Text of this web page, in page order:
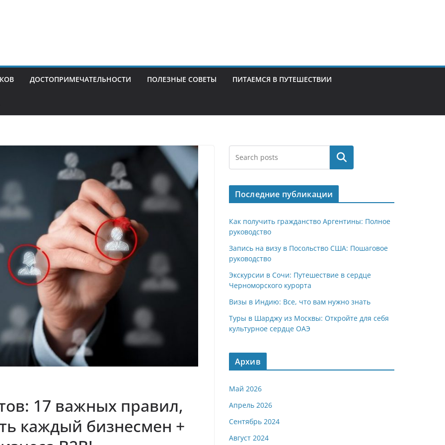
ДОСТОПРИМЕЧАТЕЛЬНОСТИ ПОЛЕЗНЫЕ СОВЕТЫ ПИТАЕМСЯ В ПУТЕШЕСТВИИ
17 важных правил,
каждый бизнесмен +
Поиск
Последние публикации
Как получить гражданство Аргентины: Полное
руководство
Запись на визу в Посольство США: Пошаговое
руководство
Экскурсии в Сочи: Путешествие в сердце
Черноморского курорта
Визы в Индию: Все, что вам нужно знать
Туры в Шарджу из Москвы: Откройте для себя
культурное сердце ОАЭ
Архив
Май 2026
Апрель 2026
Сентябрь 2024
Август 2024